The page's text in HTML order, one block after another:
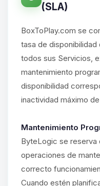
(SLA)
BoxToPlay.com se
tasa de disponibilidad
todos sus Servicios,
mantenimiento
disponibilidad
inactividad máximo
Mantenimiento
ByteLogic se reserva
operaciones de
correcto
Cuando estén